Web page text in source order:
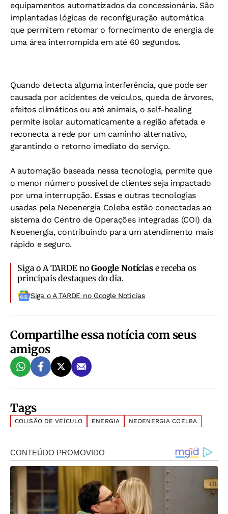
equipamentos automatizados da concessionária. São
implantadas lógicas de reconfiguração automática
que permitem retomar o fornecimento de energia de
uma área interrompida em até 60 segundos.
Quando detecta alguma interferência, que pode ser
causada por acidentes de veículos, queda de árvores,
efeitos climáticos ou até animais, o self-healing
permite isolar automaticamente a região afetada e
reconecta a rede por um caminho alternativo,
garantindo o retorno imediato do serviço.
A automação baseada nessa tecnologia, permite que
o menor número possível de clientes seja impactado
por uma interrupção. Essas e outras tecnologias
usadas pela Neoenergia Coleba estão conectadas ao
sistema do Centro de Operações Integradas (COI) da
Neoenergia, contribuindo para um atendimento mais
rápido e seguro.
Siga o A TARDE noGoogle Notíciase receba os
principais destaques do dia.
Siga o A TARDE no Google Noticias
Compartilhe essa notícia com seus
amigos
Tags
COLISÃO DE VEÍCULO ENERGIA NEOENERGIA COELBA